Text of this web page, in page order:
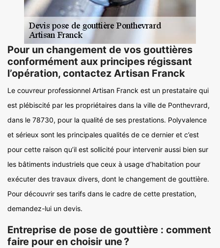
Pour un changement de vos gouttières
conformément aux principes régissant
l’opération, contactez Artisan Franck
Le couvreur professionnel Artisan Franck est un prestataire qui
est plébiscité par les propriétaires dans la ville de Ponthevrard,
dans le 78730, pour la qualité de ses prestations. Polyvalence
et sérieux sont les principales qualités de ce dernier et c’est
pour cette raison qu’il est sollicité pour intervenir aussi bien sur
les bâtiments industriels que ceux à usage d’habitation pour
exécuter des travaux divers, dont le changement de gouttière.
Pour découvrir ses tarifs dans le cadre de cette prestation,
demandez-lui un devis.
Entreprise de pose de gouttière : comment
faire pour en choisir une ?